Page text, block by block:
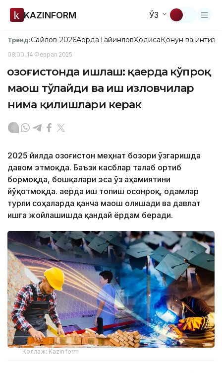
KAZINFORM ЎЗ
Тренд:Сайлов-2026АқордаТайинловҲодисаҚонун ва
08:00, 14 Феврал 2025
Қозоғистонда ишлаш: қаерда кўпроқ
маош тўлайди ва иш изловчилар
нима қилишлари керак
2025 йилда Қозоғистон меҳнат бозори ўзгаришда
давом этмоқда. Баъзи касблар талаб ортиб
бормоқда, бошқалари эса ўз аҳамиятини
йўқотмоқда. Қаерда иш топиш осонроқ, одамлар
турли соҳаларда қанча маош олишади ва давлат
ишга жойлашишда қандай ёрдам беради.
Коллаж: Kazinform